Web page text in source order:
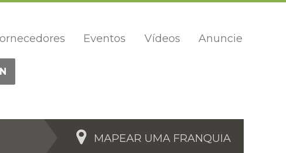
Eventos Vídeos Anuncie
MAPEAR UMA FRANQUIA